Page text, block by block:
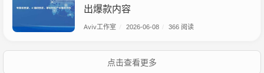
出爆款内容
Aviv工作室 2026-06-08 366 阅读
点击查看更多